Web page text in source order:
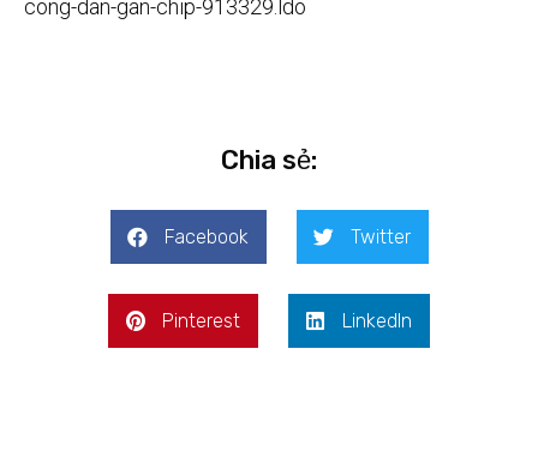
cong-dan-gan-chip-913329.ldo
Chia sẻ:
Facebook Twitter
Pinterest LinkedIn